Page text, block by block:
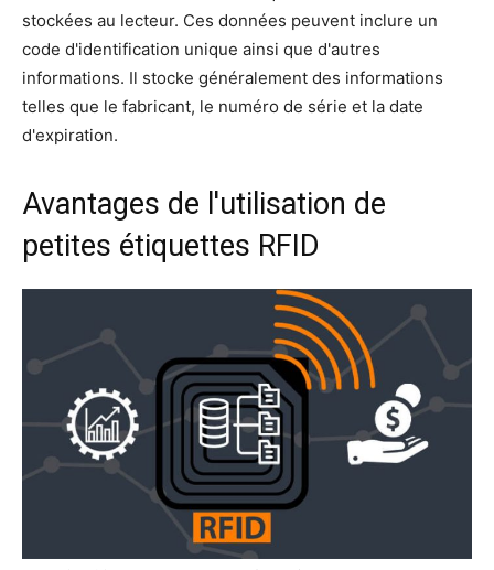
stockées au lecteur. Ces données peuvent inclure un
code d'identification unique ainsi que d'autres
informations. Il stocke généralement des informations
telles que le fabricant, le numéro de série et la date
d'expiration.
Avantages de l'utilisation de
petites étiquettes RFID